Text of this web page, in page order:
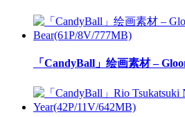
「CandyBall」绘画素材 –